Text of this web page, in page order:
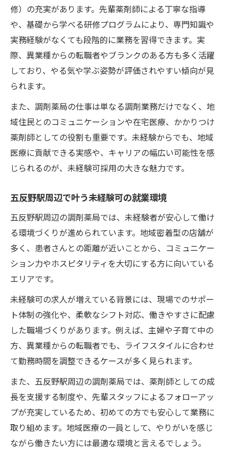
修）の充実があります。先輩薬剤師による丁寧な指導
や、基礎から学べる研修プログラムにより、専門知識や
実務経験がなくても段階的に業務を習得できます。実
際、異業種からの転職者やブランクのある方も多く活躍
しており、やる気や学ぶ姿勢が評価されやすい傾向が見
られます。
また、調剤薬局の仕事は単なる調剤業務だけでなく、地
域住民とのコミュニケーションや在宅医療、かかりつけ
薬剤師としての役割も重要です。未経験からでも、地域
医療に貢献できる実感や、キャリアの幅広い可能性を感
じられるのが、未経験可採用の大きな魅力です。
五反野駅周辺で叶う未経験可の就業環境
五反野駅周辺の調剤薬局では、未経験者が安心して働け
る環境づくりが進められています。地域密着型の店舗が
多く、患者さんとの距離が近いことから、コミュニケー
ション力やホスピタリティを大切にする方に向いている
エリアです。
未経験可の求人が増えている背景には、現場でのサポー
ト体制の強化や、柔軟なシフト対応、働きやすさに配慮
した職場づくりがあります。例えば、主婦や子育て中の
方、異業種からの転職者でも、ライフスタイルに合わせ
て勤務時間を調整できるケースが多く見られます。
また、五反野駅周辺の調剤薬局では、薬剤師としての成
長を支援する制度や、先輩スタッフによるフォローアッ
プが充実しているため、初めての方でも安心して業務に
取り組めます。地域医療の一員として、やりがいを感じ
ながら働きたい方には最適な環境と言えるでしょう。